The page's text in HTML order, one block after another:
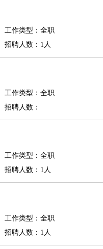
工作类型：全职
招聘人数：1人
工作类型：全职
招聘人数：
工作类型：全职
招聘人数：1人
工作类型：全职
招聘人数：1人